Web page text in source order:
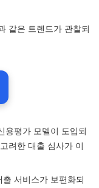
같은 트렌드가 관찰되
용평가 모델이 도입되
려한 대출 심사가 이
서비스가 보편화되